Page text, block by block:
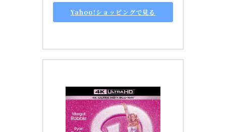
Yahoo!ショッピングで見る